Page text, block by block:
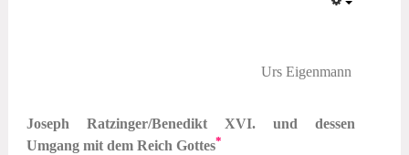
Urs Eigenmann
Joseph Ratzinger/Benedikt XVI. und dessen
Umgang mit dem Reich Gottes*